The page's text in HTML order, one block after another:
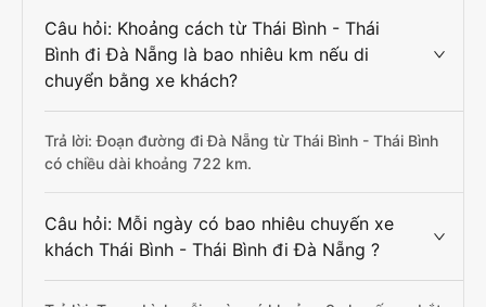
Câu hỏi: Khoảng cách từ Thái Bình - Thái
Bình đi Đà Nẵng là bao nhiêu km nếu di
chuyển bằng xe khách?
Trả lời: Đoạn đường đi Đà Nẵng từ Thái Bình - Thái Bình
có chiều dài khoảng 722 km.
Câu hỏi: Mỗi ngày có bao nhiêu chuyến xe
khách Thái Bình - Thái Bình đi Đà Nẵng ?